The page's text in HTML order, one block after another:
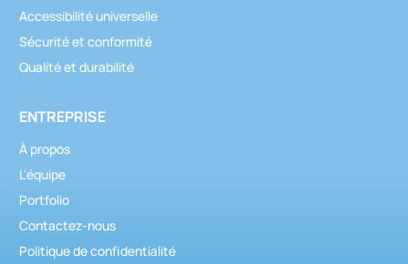
Accessibilité universelle
Sécurité et conformité
Qualité et durabilité
ENTREPRISE
À propos
L'équipe
Portfolio
Contactez-nous
Politique de confidentialité